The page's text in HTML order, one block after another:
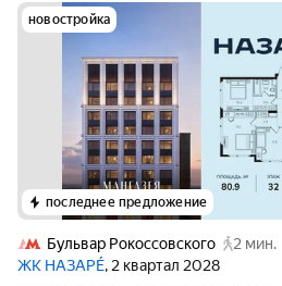
новостройка
последнее предложение
Бульвар Рокоссовского
2 мин.
ЖК НАЗАРÉ, 2 квартал 2028